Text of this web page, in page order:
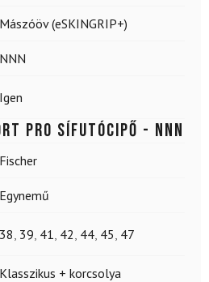
Mászóöv (eSKINGRIP+)
NNN
Igen
Pro sífutócipő - NNN
Fischer
Egynemű
38 39 41 42 44 45 47
Klasszikus + korcsolya